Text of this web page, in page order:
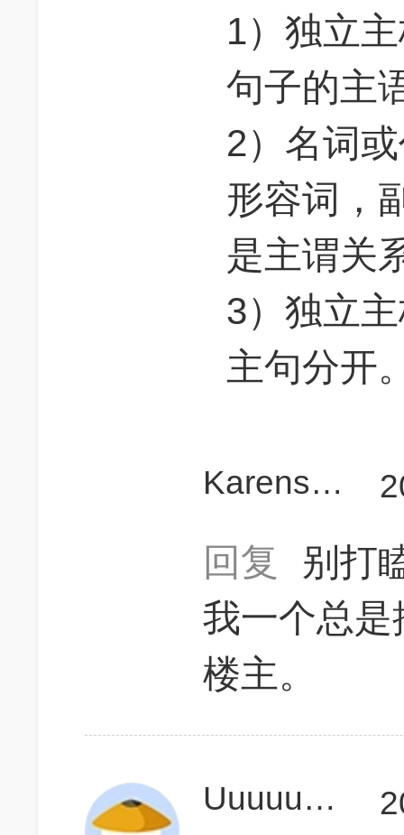
1）独立
句子的主
2）名词
形容词，
是主谓关
3）独立
主句分开
KarensGmat
回复
别打
我一个总
楼主。
Uuuuuuuuuuuuuu